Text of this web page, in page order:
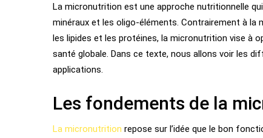
La micronutrition est une approche nutritionnelle
minéraux et les oligo-éléments. Contrairement à
les lipides et les protéines, la micronutrition vise à
santé globale. Dans ce texte, nous allons voir les
applications.
Les fondements de la
La micronutrition repose sur l’idée que le bon